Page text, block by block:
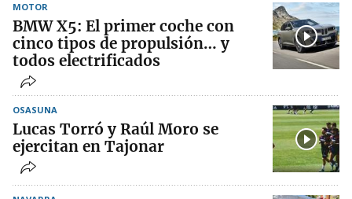
MOTOR
BMW X5: El primer coche con
cinco tipos de propulsión… y
todos electrificados
OSASUNA
Lucas Torró y Raúl Moro se
ejercitan en Tajonar